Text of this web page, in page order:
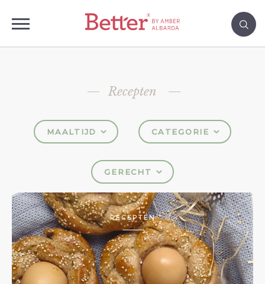
Recepten
MAALTIJD CATEGORIE
GERECHT
RECEPTEN